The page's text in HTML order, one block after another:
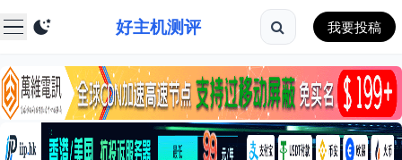
好主机测评 我要投稿